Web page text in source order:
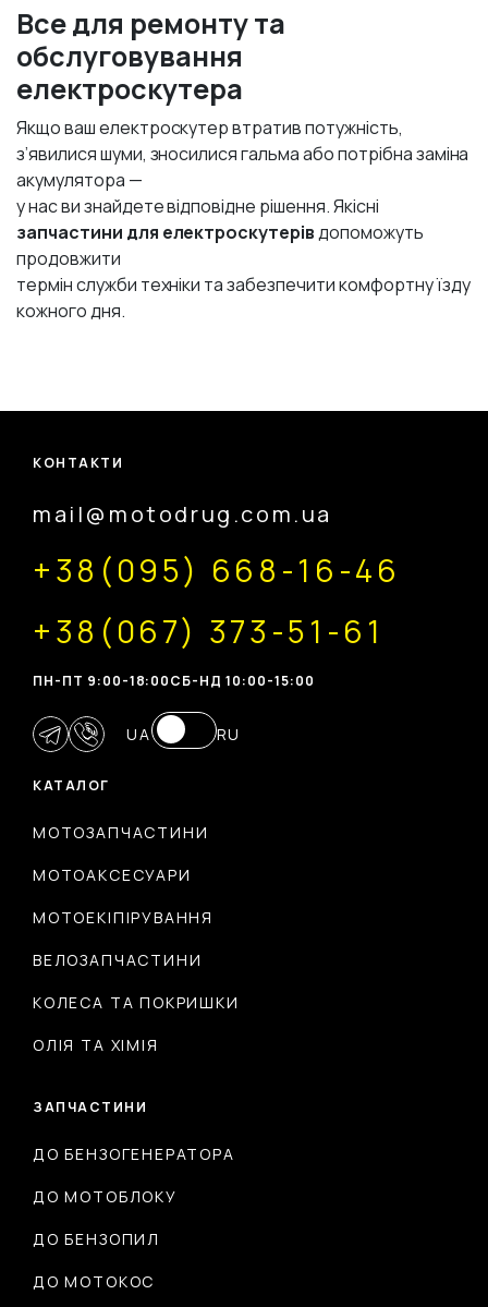
Все для ремонту та
обслуговування
електроскутера
Якщо ваш електроскутер втратив потужність,
з’явилися шуми, зносилися гальма або потрібна заміна
акумулятора —
у нас ви знайдете відповідне рішення. Якісні
запчастини для електроскутерівдопоможуть
продовжити
термін служби техніки та забезпечити комфортну їзду
кожного дня.
КАТАЛОГ
МОТОЗАПЧАСТИНИ
МОТОАКСЕСУАРИ
МОТОЕКІПІРУВАННЯ
ВЕЛОЗАПЧАСТИНИ
КОЛЕСА ТА ПОКРИШКИ
ОЛІЯ ТА ХІМІЯ
ЗАПЧАСТИНИ
ДО БЕНЗОГЕНЕРАТОРА
ДО МОТОБЛОКУ
ДО БЕНЗОПИЛ
ДО МОТОКОС
КОНТАКТИ
mail@motodrug.com.ua
+38(095) 668-16-46
+38(067) 373-51-61
ПН-ПТ 9:00-18:00CБ-НД 10:00-15:00
UA RU